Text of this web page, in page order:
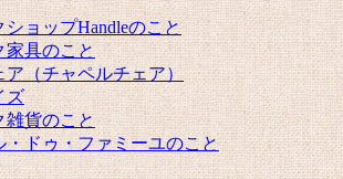
ョップHandleのこと
家具のこと
ア（チャペルチェア）
ズ
雑貨のこと
・ドゥ・ファミーユのこと